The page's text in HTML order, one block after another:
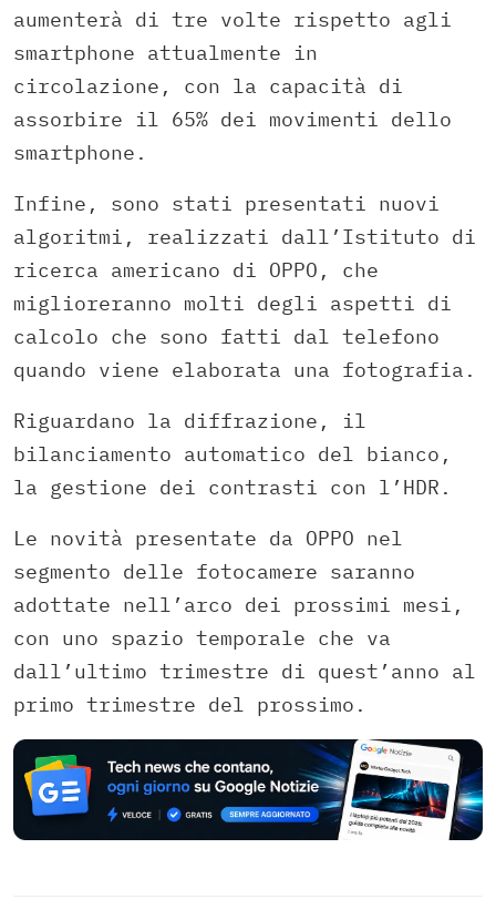
aumenterà di tre volte rispetto agli
smartphone attualmente in
circolazione, con la capacità di
assorbire il 65% dei movimenti dello
smartphone.
Infine, sono stati presentati nuovi
algoritmi, realizzati dall’Istituto di
ricerca americano di OPPO, che
miglioreranno molti degli aspetti di
calcolo che sono fatti dal telefono
quando viene elaborata una fotografia.
Riguardano la diffrazione, il
bilanciamento automatico del bianco,
la gestione dei contrasti con l’HDR.
Le novità presentate da OPPO nel
segmento delle fotocamere saranno
adottate nell’arco dei prossimi mesi,
con uno spazio temporale che va
dall’ultimo trimestre di quest’anno al
primo trimestre del prossimo.